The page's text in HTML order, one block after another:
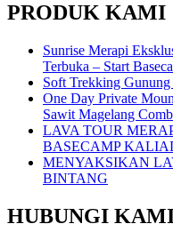
PRODUK KAMI
Sunrise Merapi
Terbuka – Start
Soft Trekking
One Day Private
Sawit Magelang
LAVA TOUR
BASECAMP
MENYAKSIKAN
BINTANG
HUBUNGI